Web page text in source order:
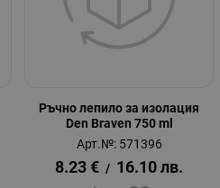
Ръчно лепило за изолация
Den Braven 750 ml
Арт.№: 571396
8.23 € / 16.10 лв.